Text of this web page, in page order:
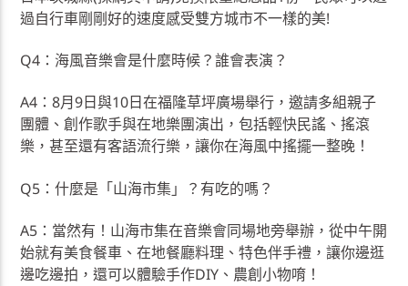
過自行車剛剛好的速度感受雙方城市不一樣的美!
Q4：海風音樂會是什麼時候？誰會表演？
A4：8月9日與10日在福隆草坪廣場舉行，邀請多組親子
團體、創作歌手與在地樂團演出，包括輕快民謠、搖滾
樂，甚至還有客語流行樂，讓你在海風中搖擺一整晚！
Q5：什麼是「山海市集」？有吃的嗎？
A5：當然有！山海市集在音樂會同場地旁舉辦，從中午開
始就有美食餐車、在地餐廳料理、特色伴手禮，讓你邊逛
邊吃邊拍，還可以體驗手作DIY、農創小物唷！